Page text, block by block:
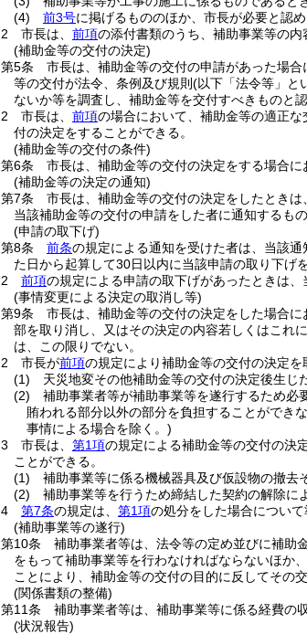
(4)
前3号に掲げるもののほか、市長が必要と認
2
市長は、 前項の添付書類のうち、補助事業等の
(補助金等の交付の決定)
第5条
市長は、補助金等の交付の申請があった場
等の交付が法令、条例及び規則 (以下「法令等」と
ないか等を調査し、補助金等を交付すべきものと
2
市長は、 前項の場合において、補助金等の適正
付の決定をすることができる。
(補助金等の交付の条件)
第6条
市長は、補助金等の交付の決定をする場合
(補助金等の決定の通知)
第7条
市長は、補助金等の交付の決定をしたとき
当該補助金等の交付の申請をした者に通知するもの
(申請の取下げ)
第8条
前条の規定による通知を受けた者は、当該
た日から起算して30日以内に当該申請の取り下げ
2
前項の規定による申請の取下げがあったときは
(事情変更による決定の取消し等)
第9条
市長は、補助金等の交付の決定をした場合
部を取り消し、又はその決定の内容若しくはこれ
は、この限りでない。
2
市長が前項の規定により補助金等の交付の決定を
(1)
天災地変その他補助金等の交付の決定後生
(2)
補助事業者等が補助事業等を遂行するため必
賄われる部分以外の部分を負担することができ
事情による場合を除く。)
3
市長は、 第1項の規定による補助金等の交付の決
ことができる。
(1)
補助事業等に係る機械器具及び仮設物の撤去
(2)
補助事業等を行うため締結した契約の解除
4
第7条の規定は、 第1項の処分をした場合について
(補助事業等の遂行)
第10条
補助事業者等は、法令等の定め並びに補助
をもって補助事業等を行わなければならないほか
ことにより、補助金等の交付の目的に反してその
(関係書類の整備)
第11条
補助事業者等は、補助事業等に係る経費の
(状況報告)